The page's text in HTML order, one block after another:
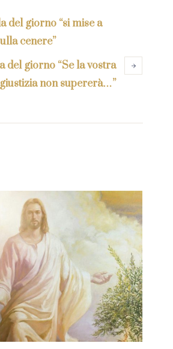
del giorno “si mise a
cenere”
del giorno “Se la vostra
giustizia non supererà…”